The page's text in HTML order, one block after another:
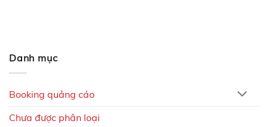
Danh mục
Booking quảng cáo
Chưa được phân loại